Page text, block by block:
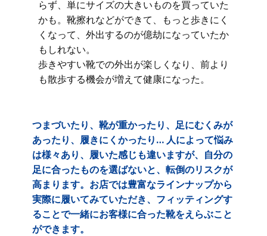
らず、単にサイズの大きいものを買っていた
かも。靴擦れなどができて、もっと歩きにく
くなって、外出するのが億劫になっていたか
もしれない。
歩きやすい靴での外出が楽しくなり、前より
も散歩する機会が増えて健康になった。
つまづいたり、靴が重かったり、足にむくみが
あったり、履きにくかったり… 人によって悩み
は様々あり、履いた感じも違いますが、自分の
足に合ったものを選ばないと、転倒のリスクが
高まります。お店では豊富なラインナップから
実際に履いてみていただき、フィッティングす
ることで一緒にお客様に合った靴をえらぶこと
ができます。